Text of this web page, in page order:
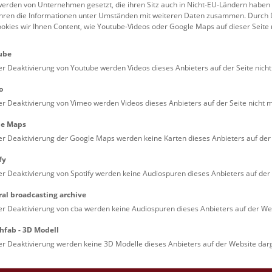
Platz
7, 1010 Wien
anatomische Sammlung im Narrenturm
der wertvollen pathologisch-anatomischen
Wissenschaft und Architektur mit all den Facetten der
2
von Unternehmen gesetzt, die ihren Sitz auch in Nicht-EU-Ländern haben
die Informationen unter Umständen mit weiteren Daten zusammen. Durch
wir Ihnen Content, wie Youtube-Videos oder Google Maps auf dieser
Deaktivierung von Youtube werden Videos dieses Anbieters auf der Seite
Deaktivierung von Vimeo werden Videos dieses Anbieters auf der Seite nicht
Maps
Deaktivierung der Google Maps werden keine Karten dieses Anbieters auf
Deaktivierung von Spotify werden keine Audiospuren dieses Anbieters auf
broadcasting archive
Deaktivierung von cba werden keine Audiospuren dieses Anbieters auf der
- 3D Modell
Deaktivierung werden keine 3D Modelle dieses Anbieters auf der Website